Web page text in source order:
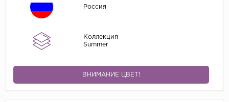
Россия
Коллекция
Summer
ВНИМАНИЕ ЦВЕТ!